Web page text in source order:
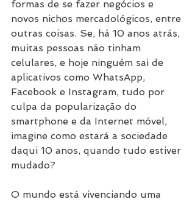
formas de se fazer negócios e
novos nichos mercadológicos, entre
outras coisas. Se, há 10 anos atrás,
muitas pessoas não tinham
celulares, e hoje ninguém sai de
aplicativos como WhatsApp,
Facebook e Instagram, tudo por
culpa da popularização do
smartphone e da Internet móvel,
imagine como estará a sociedade
daqui 10 anos, quando tudo estiver
mudado?
O mundo está vivenciando uma